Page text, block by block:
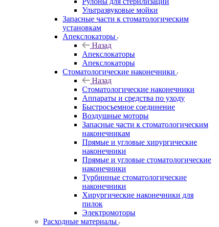
Ультразвуковые мойки
Запасные части к стоматологическим
установкам
Апекслокаторы
Назад
Апекслокаторы
Апекслокаторы
Стоматологические наконечники
Назад
Стоматологические наконечники
Аппараты и средства по уходу
Быстросъемное соединение
Воздушные моторы
Запасные части к стоматологическим
наконечникам
Прямые и угловые хирургические
наконечники
Прямые и угловые стоматологические
наконечники
Турбинные стоматологические
наконечники
Хирургические наконечники для
пилок
Электромоторы
Расходные материалы